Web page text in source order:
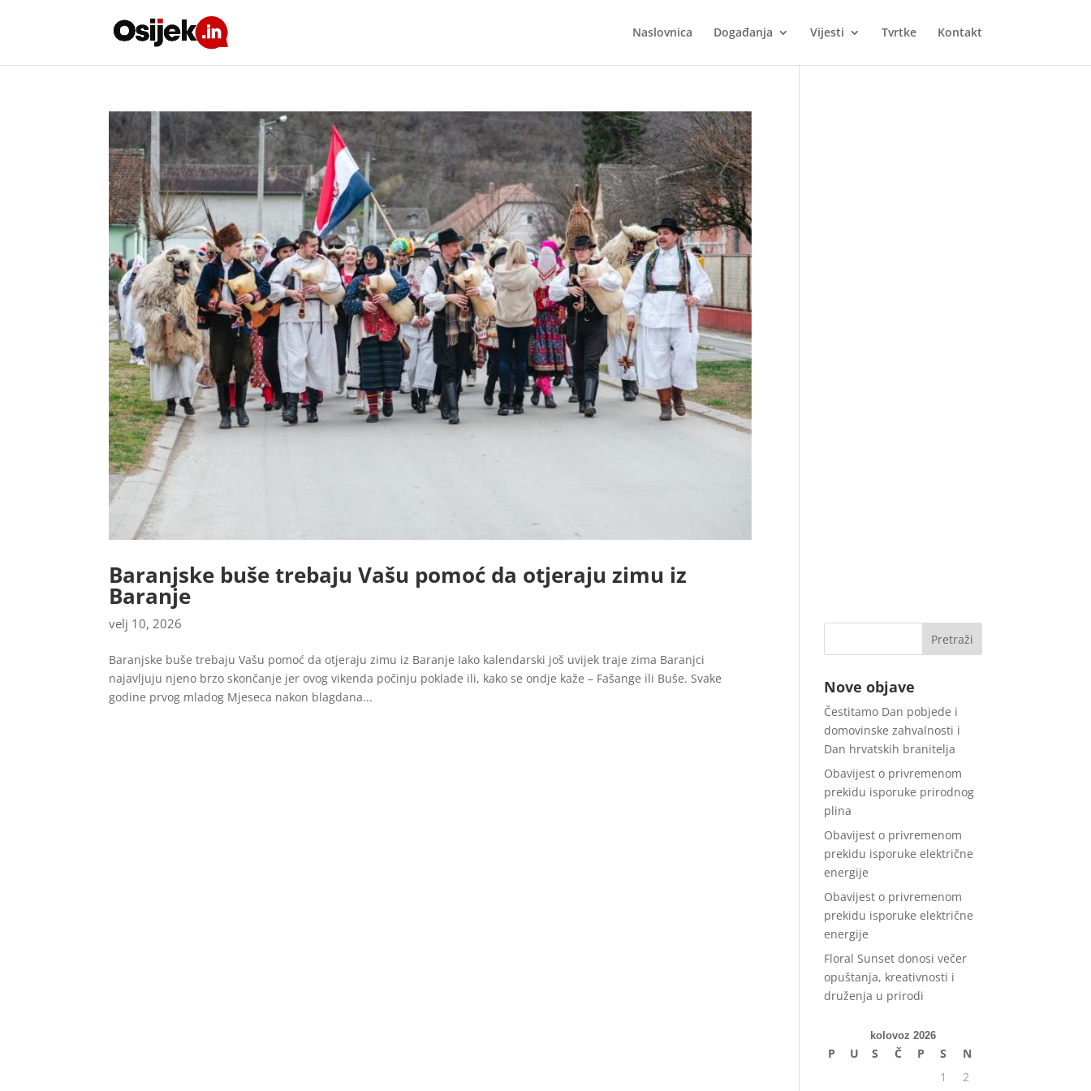
Naslovnica Događanja Vijesti Tvrtke Kontakt
Baranjske buše trebaju Vašu pomoć da otjeraju zimu iz
Baranje
velj 10, 2026
Baranjske buše trebaju Vašu pomoć da otjeraju zimu iz Baranje Iako kalendarski još uvijek traje zima Baranjci
najavljuju njeno brzo skončanje jer ovog vikenda počinju poklade ili, kako se ondje kaže – Fašange ili Buše. Svake
godine prvog mladog Mjeseca nakon blagdana...
Nove objave
Čestitamo Dan pobjede i
domovinske zahvalnosti i
Dan hrvatskih branitelja
Obavijest o privremenom
prekidu isporuke prirodnog
plina
Obavijest o privremenom
prekidu isporuke električne
energije
Obavijest o privremenom
prekidu isporuke električne
energije
Floral Sunset donosi večer
opuštanja, kreativnosti i
druženja u prirodi
kolovoz 2026
P U S Č P S
N
1
2